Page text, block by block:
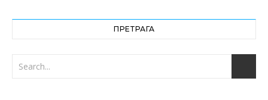
ПРЕТРАГА